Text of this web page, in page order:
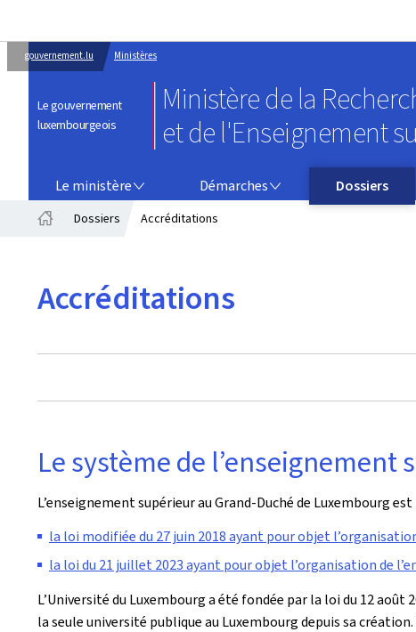
gouvernement.lu Ministères
Le gouvernement
luxembourgeois
Ministère de la
et de l'Enseignement
Le ministère Démarches
DÉMARCHES
Dossiers
Dossiers Accréditations
Accréditations
Le système de
L’enseignement supérieur au Grand-Duché de Luxembourg
la loi modifiée du 27 juin 2018 ayant pour objet
la loi du 21 juillet 2023 ayant pour objet l’organisation de
L’Université du Luxembourg a été fondée par la loi du 12
la seule université publique au Luxembourg depuis sa